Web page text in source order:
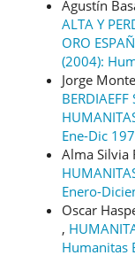
Agustín
ALTA Y
ORO
(2004):
Jorge
BERDIAEFF
Ene-Dic
Alma Silvia
Enero-
Oscar
,
Humanitas